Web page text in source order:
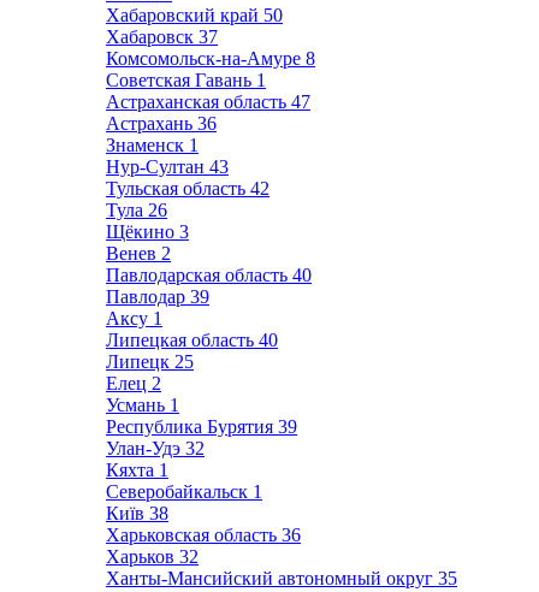
Хабаровский край 50
Хабаровск 37
Комсомольск-на-Амуре 8
Советская Гавань 1
Астраханская область 47
Астрахань 36
Знаменск 1
Нур-Султан 43
Тульская область 42
Тула 26
Щёкино 3
Венев 2
Павлодарская область 40
Павлодар 39
Аксу 1
Липецкая область 40
Липецк 25
Елец 2
Усмань 1
Республика Бурятия 39
Улан-Удэ 32
Кяхта 1
Северобайкальск 1
Київ 38
Харьковская область 36
Харьков 32
Ханты-Мансийский автономный округ 35